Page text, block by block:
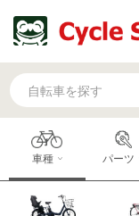
車種 パーツ